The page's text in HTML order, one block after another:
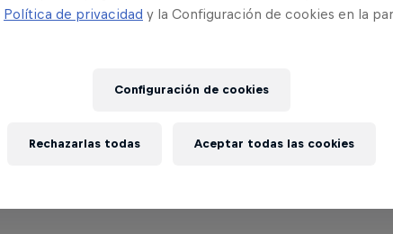
Política de privacidad y la Configuración de cookies en la
Configuración de cookies
Rechazarlas todas Aceptar todas las cookies